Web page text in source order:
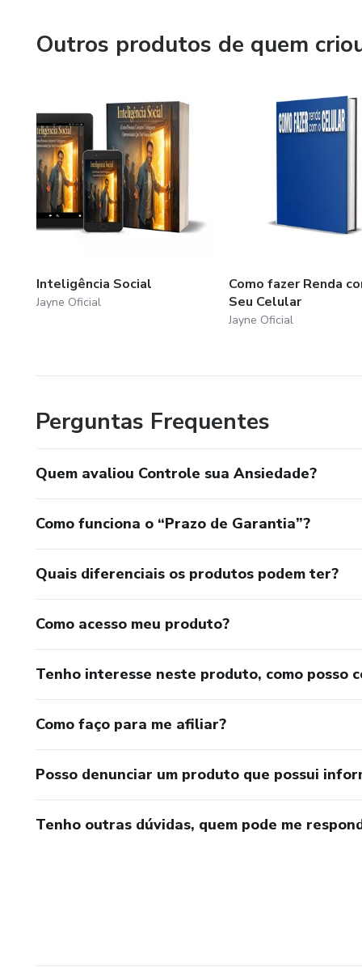
Outros produtos de quem
Inteligência Social
Jayne Oficial
Como fazer Renda
Seu Celular
Jayne Oficial
Perguntas Frequentes
Quem avaliou Controle sua Ansiedade?
Como funciona o “Prazo de Garantia”?
Quais diferenciais os produtos podem ter?
Como acesso meu produto?
Tenho interesse neste produto, como posso
Como faço para me afiliar?
Posso denunciar um produto que possui
Tenho outras dúvidas, quem pode me